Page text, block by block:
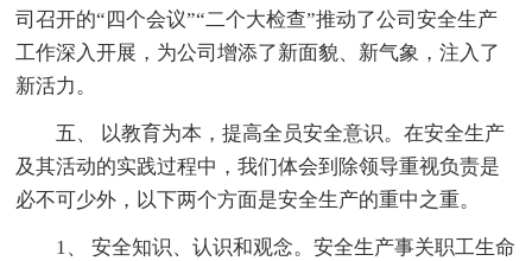
司召开的“四个会议”“二个大检查”推动了公司安全生产
工作深入开展，为公司增添了新面貌、新气象，注入了
新活力。
五、 以教育为本，提高全员安全意识。在安全生产
及其活动的实践过程中，我们体会到除领导重视负责是
必不可少外，以下两个方面是安全生产的重中之重。
1、 安全知识、认识和观念。安全生产事关职工生命